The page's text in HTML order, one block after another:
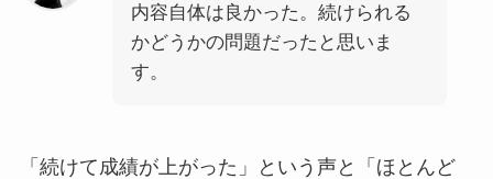
内容自体は良かった。続けられる
かどうかの問題だったと思いま
す。
「続けて成績が上がった」という声と「ほとんど